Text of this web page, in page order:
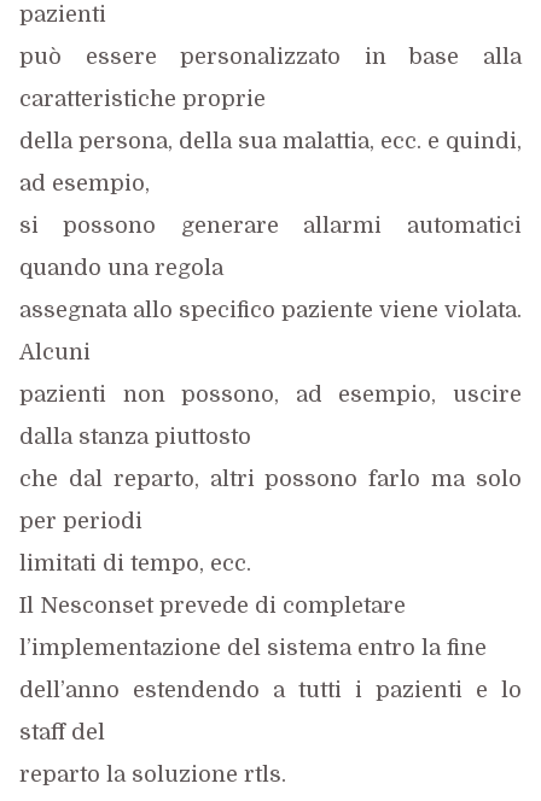
pazienti
può essere personalizzato in base alla
caratteristiche proprie
della persona, della sua malattia, ecc. e quindi,
ad esempio,
si possono generare allarmi automatici
quando una regola
assegnata allo specifico paziente viene violata.
Alcuni
pazienti non possono, ad esempio, uscire
dalla stanza piuttosto
che dal reparto, altri possono farlo ma solo
per periodi
limitati di tempo, ecc.
Il Nesconset prevede di completare
l’implementazione del sistema entro la fine
dell’anno estendendo a tutti i pazienti e lo
staff del
reparto la soluzione rtls.